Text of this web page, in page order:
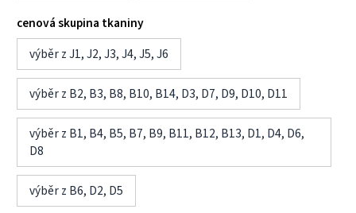
cenová skupina tkaniny
výběr z J1, J2, J3, J4, J5, J6
výběr z B2, B3, B8, B10, B14, D3, D7, D9, D10, D11
výběr z B1, B4, B5, B7, B9, B11, B12, B13, D1, D4, D6,
D8
výběr z B6, D2, D5